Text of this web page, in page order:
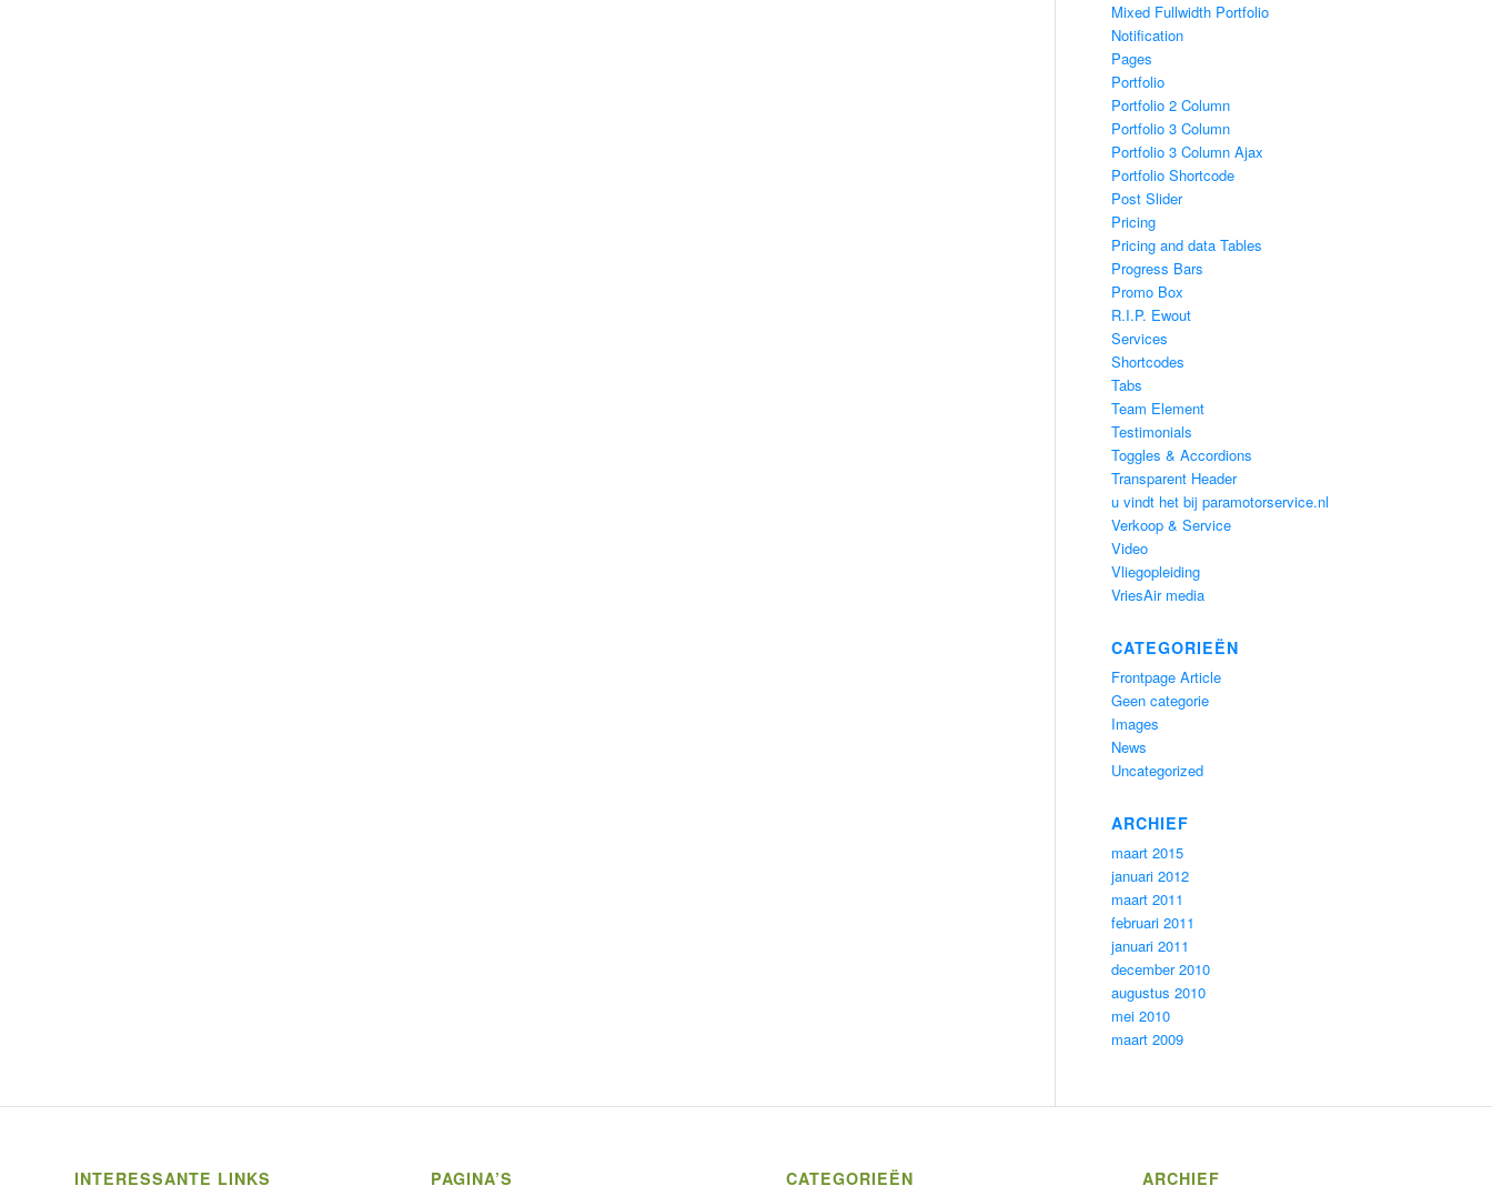
Mixed Fullwidth Portfolio
Notification
Pages
Portfolio
Portfolio 2 Column
Portfolio 3 Column
Portfolio 3 Column Ajax
Portfolio Shortcode
Post Slider
Pricing
Pricing and data Tables
Progress Bars
Promo Box
R.I.P. Ewout
Services
Shortcodes
Tabs
Team Element
Testimonials
Toggles & Accordions
Transparent Header
u vindt het bij paramotorservice.nl
Verkoop & Service
Video
Vliegopleiding
VriesAir media
CATEGORIEËN
Frontpage Article
Geen categorie
Images
News
Uncategorized
ARCHIEF
maart 2015
januari 2012
maart 2011
februari 2011
januari 2011
december 2010
augustus 2010
mei 2010
maart 2009
INTERESSANTE LINKS PAGINA’S CATEGORIEËN ARCHIEF